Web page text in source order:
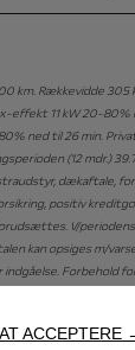
km. Rækkevidde
effekt 11 kW 20-80%
ned til 26 min.
(12 mdr.)
dækaftale,
positiv
V/
kan opsiges m/
indgåelse. Forbehold
længe lager haves.
ACCEPTERE